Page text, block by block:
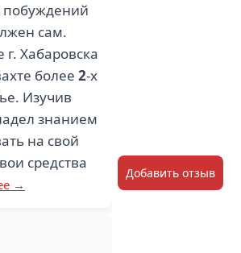
побуждений
сам.
Хабаровска
более 2-х
Изучив
знанием
на свой
средства
→
Добавить отзыв